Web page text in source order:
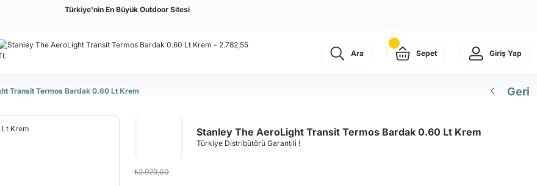
Türkiye'nin En Büyük Outdoor Sitesi
Ara Sepet Giriş Yap
Transit Termos Bardak 0.60 Lt Krem Geri
Stanley The AeroLight Transit Termos Bardak 0.60 Lt Krem
Türkiye Distribütörü Garantili !
₺2.929,00